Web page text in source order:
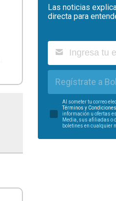
Las noticias
directa para
Regístrate a
Al someter tu correo
Términos y Condiciones
información u ofertas
Media, sus afiliadas o
boletines en cualquier